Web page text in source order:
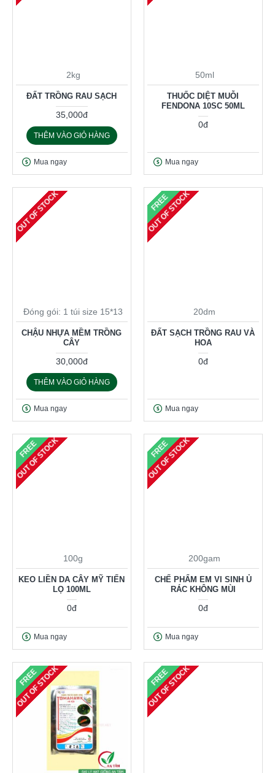
2kg
ĐẤT TRỒNG RAU SẠCH
35,000đ
THÊM VÀO GIỎ HÀNG
Mua ngay
50ml
THUỐC DIỆT MUỖI
FENDONA 10SC 50ML
0đ
Mua ngay
OUT OF STOCK
Đóng gói: 1 túi size 15*13
CHẬU NHỰA MỀM TRỒNG
CÂY
30,000đ
THÊM VÀO GIỎ HÀNG
Mua ngay
FREE
OUT OF STOCK
20dm
ĐẤT SẠCH TRỒNG RAU VÀ
HOA
0đ
Mua ngay
FREE
OUT OF STOCK
100g
KEO LIỀN DA CÂY MỸ TIẾN
LỌ 100ML
0đ
Mua ngay
FREE
OUT OF STOCK
200gam
CHẾ PHẨM EM VI SINH Ủ
RÁC KHÔNG MÙI
0đ
Mua ngay
FREE
OUT OF STOCK FREE
OUT OF STOCK